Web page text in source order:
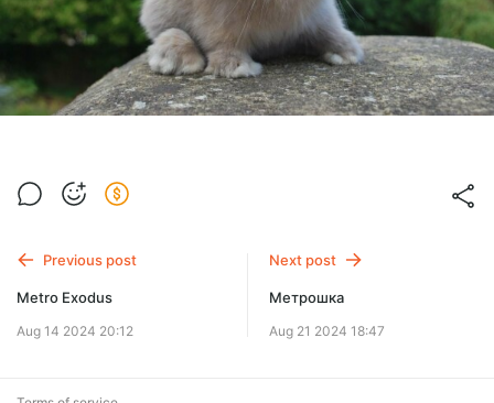
Previous post
Metro Exodus
Aug 14 2024 20:12
Next post
Метрошка
Aug 21 2024 18:47